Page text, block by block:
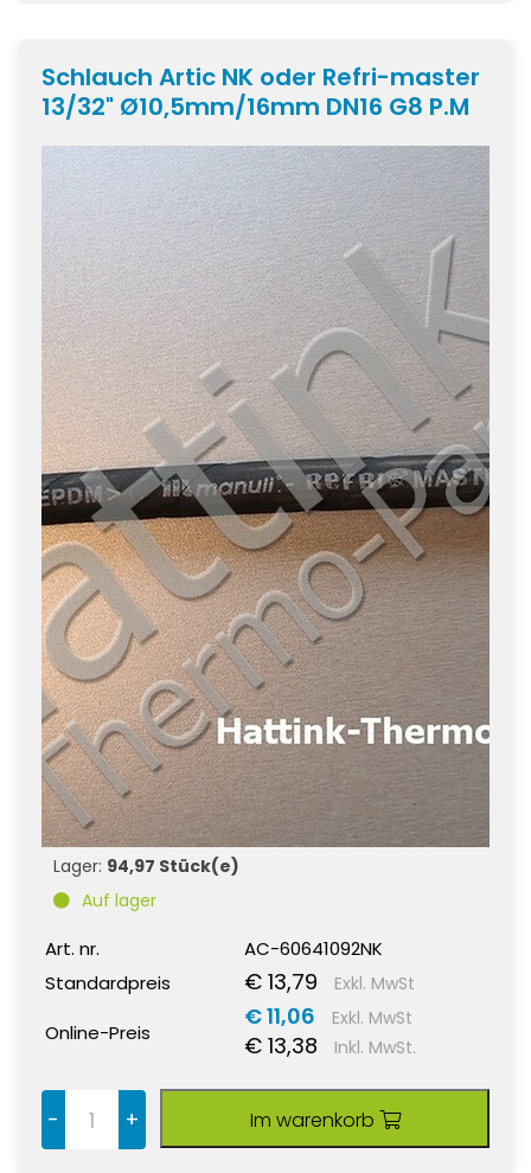
Schlauch Artic NK oder Refri-master
13/32" Ø10,5mm/16mm DN16 G8 P.M
Lager: 94,97 Stück(e)
Auf lager
Art. nr.
AC-60641092NK
Standardpreis
€ 13,79 Exkl. MwSt
Online-Preis
€ 11,06 Exkl. MwSt
€ 13,38 Inkl. MwSt.
- + Im warenkorb